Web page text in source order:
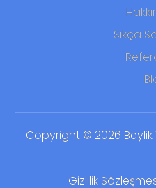
Sıkça
Copyright © 2026 Beylik
Gizlilik